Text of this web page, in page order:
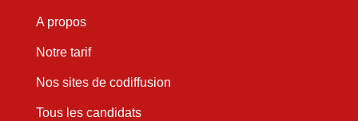
A propos
Notre tarif
Nos sites de codiffusion
Tous les candidats